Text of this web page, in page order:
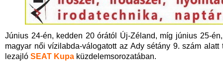
Június 24-én, kedden 20 órától Új-Zéland, míg június 25-
magyar női vízilabda-válogatott az Ady sétány 9. szám
lezajló SEAT Kupa küzdelemsorozatában.